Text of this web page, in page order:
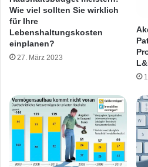
Wie viel sollten Sie wirklich
für Ihre
Lebenshaltungskosten
einplanen?
27. März 2023